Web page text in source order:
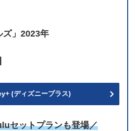
ズ」2023年
(ディズニープラス)
セットプランも登場／